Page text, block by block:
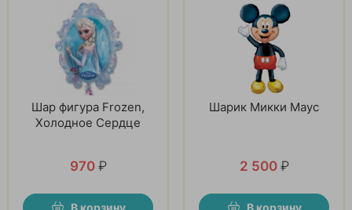
Шар фигура Frozen,
Холодное Сердце
970 ₽
В корзину
Шарик Микки Маус
2 500 ₽
В корзину